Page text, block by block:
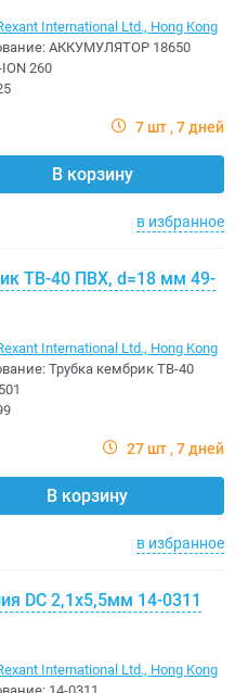
International Ltd., Hong Kong
АККУМУЛЯТОР 18650
ION 260
7 шт 7 дней
В корзину
в избранное
ТВ-40 ПВХ, d=18 мм 49-
International Ltd., Hong Kong
Трубка кембрик ТВ-40
27 шт 7 дней
В корзину
в избранное
DC 2,1x5,5мм 14-0311
International Ltd., Hong Kong